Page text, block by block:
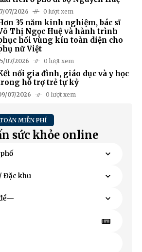
07/2026 0 lượt xem
35 năm kinh nghiệm, bác sĩ
Thị Ngọc Huệ và hành trình
hồi vùng kín toàn diện cho
nữ Việt
07/2026 0 lượt xem
nối gia đình, giáo dục và y học
hỗ trợ trẻ tự kỷ
07/2026 0 lượt xem
MIỄN PHÍ
sức khỏe online